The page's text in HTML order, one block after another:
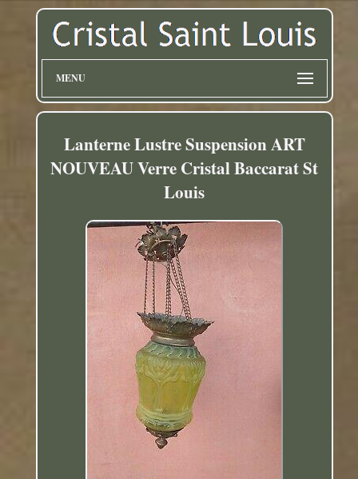
MENU
Lanterne Lustre Suspension ART
NOUVEAU Verre Cristal Baccarat St
Louis